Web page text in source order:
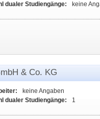
dualer Studiengänge:
keine
& Co. KG
keine Angaben
dualer Studiengänge:
1